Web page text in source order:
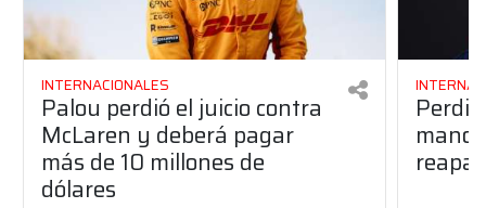
INTERNACIONALES
Palou perdió el juicio contra
McLaren y deberá pagar
más de 10 millones de
dólares